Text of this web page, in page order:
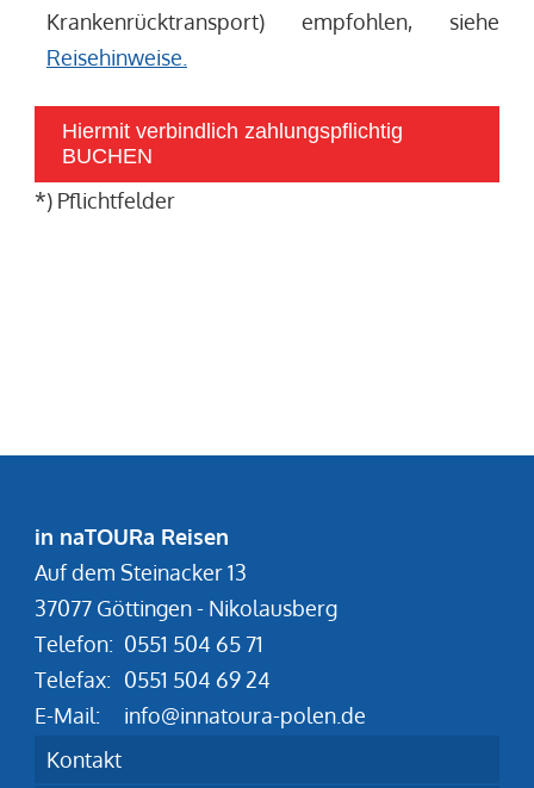
Krankenrücktransport) empfohlen, siehe
Reisehinweise.
Hiermit verbindlich zahlungspflichtig
BUCHEN
*) Pflichtfelder
in naTOURa Reisen
Auf dem Steinacker 13
37077 Göttingen - Nikolausberg
Telefon: 0551 504 65 71
Telefax: 0551 504 69 24
E-Mail:
info@innatoura-polen.de
Kontakt